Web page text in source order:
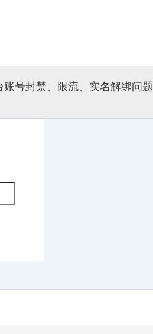
号封禁、限流、实名解绑问题